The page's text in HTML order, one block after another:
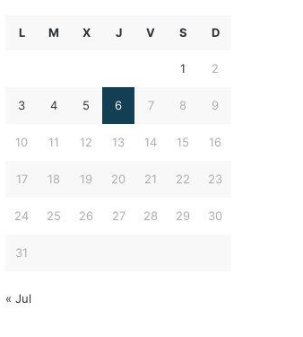
L M X J V S D
1 2
3 4 5 6 7 8 9
10 11 12 13 14 15 16
17 18 19 20 21 22 23
24 25 26 27 28 29 30
31
« Jul